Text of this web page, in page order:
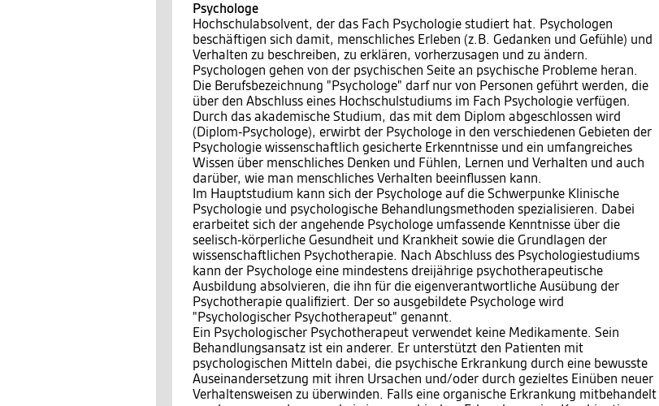
Psychologe
Hochschulabsolvent, der das Fach Psychologie studiert hat. Psychologen
beschäftigen sich damit, menschliches Erleben (z.B. Gedanken und Gefühle) und
Verhalten zu beschreiben, zu erklären, vorherzusagen und zu ändern.
Psychologen gehen von der psychischen Seite an psychische Probleme heran.
Die Berufsbezeichnung "Psychologe" darf nur von Personen geführt werden, die
über den Abschluss eines Hochschulstudiums im Fach Psychologie verfügen.
Durch das akademische Studium, das mit dem Diplom abgeschlossen wird
(Diplom-Psychologe), erwirbt der Psychologe in den verschiedenen Gebieten der
Psychologie wissenschaftlich gesicherte Erkenntnisse und ein umfangreiches
Wissen über menschliches Denken und Fühlen, Lernen und Verhalten und auch
darüber, wie man menschliches Verhalten beeinflussen kann.
Im Hauptstudium kann sich der Psychologe auf die Schwerpunke Klinische
Psychologie und psychologische Behandlungsmethoden spezialisieren. Dabei
erarbeitet sich der angehende Psychologe umfassende Kenntnisse über die
seelisch-körperliche Gesundheit und Krankheit sowie die Grundlagen der
wissenschaftlichen Psychotherapie. Nach Abschluss des Psychologiestudiums
kann der Psychologe eine mindestens dreijährige psychotherapeutische
Ausbildung absolvieren, die ihn für die eigenverantwortliche Ausübung der
Psychotherapie qualifiziert. Der so ausgebildete Psychologe wird
"Psychologischer Psychotherapeut" genannt.
Ein Psychologischer Psychotherapeut verwendet keine Medikamente. Sein
Behandlungsansatz ist ein anderer. Er unterstützt den Patienten mit
psychologischen Mitteln dabei, die psychische Erkrankung durch eine bewusste
Auseinandersetzung mit ihren Ursachen und/oder durch gezieltes Einüben neuer
Verhaltensweisen zu überwinden. Falls eine organische Erkrankung mitbehandelt